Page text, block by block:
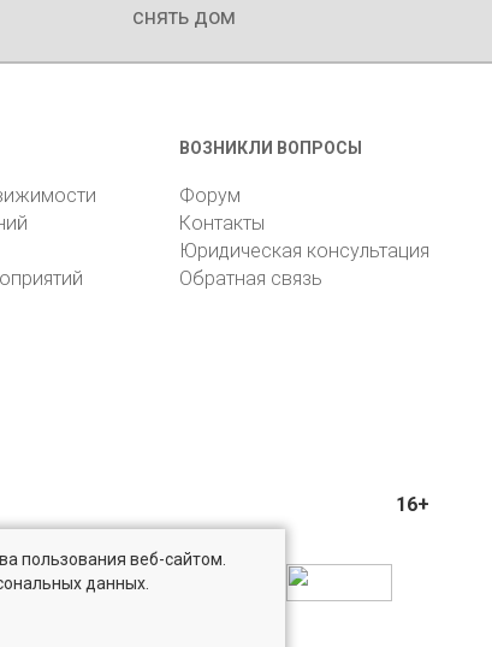
снять дом
ВОЗНИКЛИ ВОПРОСЫ
Форум
Контакты
Юридическая консультация
Обратная связь
16+
пользования веб-сайтом.
данных.